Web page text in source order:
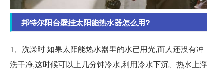
邦特尔阳台壁挂太阳能热水器怎么用?
1、洗澡时,如果太阳能热水器里的水已用光,而人还没有冲
洗干净,这时候可以上几分钟冷水,利用冷水下沉、热水上浮